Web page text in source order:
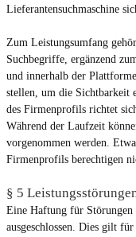
Lieferantensuchmaschine
Zum Leistungsumfang
Suchbegriffe, ergänzend
und innerhalb der
stellen, um die Sichtbarkeit
des Firmenprofils richtet
Während der Laufzeit
vorgenommen werden.
Firmenprofils berechtigen
§ 5
Eine Haftung für
ausgeschlossen. Dies gilt